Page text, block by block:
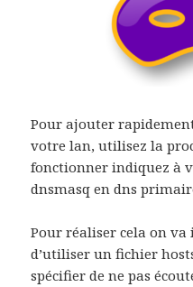
Pour ajouter
votre lan, utilisez la
fonctionner indiquez à
dnsmasq en dns
Pour réaliser cela on
d’utiliser un fichier
spécifier de ne pas